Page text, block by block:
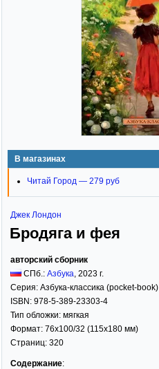
В магазинах
Читай Город — 279 руб
Джек Лондон
Бродяга и фея
авторский сборник
СПб.: Азбука 2023 г.
Серия: Азбука-классика (pocket-book)
ISBN: 978-5-389-23303-4
Тип обложки: мягкая
Формат: 76x100/32 (115x180 мм)
Страниц: 320
Содержание: